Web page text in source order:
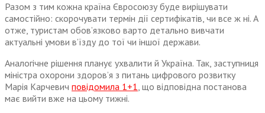
Разом з тим кожна країна Євросоюзу буде вирішувати
самостійно: скорочувати термін дії сертифікатів, чи все ж ні. А
отже, туристам обов’язково варто детально вивчати
актуальні умови в’їзду до тої чи іншої держави.
Аналогічне рішення планує ухвалити й Україна. Так, заступниця
міністра охорони здоров’я з питань цифрового розвитку
Марія Карчевич повідомила 1+1, що відповідна постанова
має вийти вже на цьому тижні.